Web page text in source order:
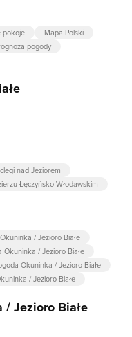
pokoje
Mapa Polski
pogody
nad Jeziorem
Łęczyńsko-Włodawskim
/ Jezioro Białe
Okuninka / Jezioro Białe
Okuninka / Jezioro Białe
/ Jezioro Białe
/ Jezioro Białe